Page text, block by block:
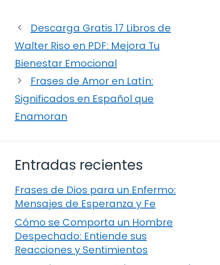
Descarga Gratis 17 Libros de
Walter Riso en PDF: Mejora Tu
Bienestar Emocional
Frases de Amor en Latín:
Significados en Español que
Enamoran
Entradas recientes
Frases de Dios para un Enfermo:
Mensajes de Esperanza y Fe
Cómo se Comporta un Hombre
Despechado: Entiende sus
Reacciones y Sentimientos